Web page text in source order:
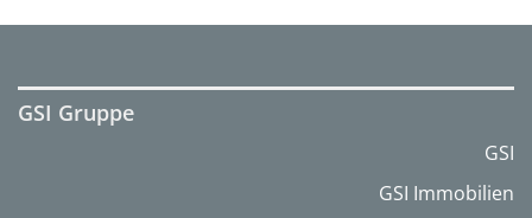
GSI Gruppe
GSI
GSI Immobilien